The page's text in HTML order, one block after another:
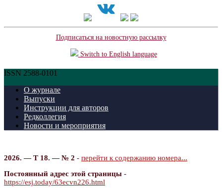
Подписаться на новостную рассылку
Switch to English language
ISSN 2588-0101
О журнале
Выпуски
Инструкции для авторов
Редколлегия
Новости и мероприятия
2026. — Т 18. — № 2 - перейти к содержанию номера...
Постоянный адрес этой страницы -
https://esj.today/63ecvn226.html